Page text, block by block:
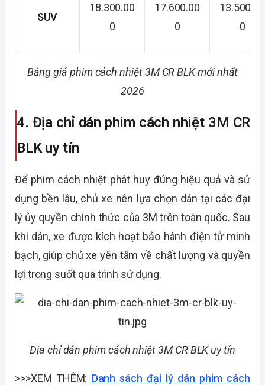
SUV
18.300.00
0
17.600.00
0
13.500.00
0
Bảng giá phim cách nhiệt 3M CR BLK mới nhất
2026
4. Địa chỉ dán phim cách nhiệt 3M CR
BLK uy tín
Để phim cách nhiệt phát huy đúng hiệu quả và sử
dụng bền lâu, chủ xe nên lựa chọn dán tại các đại
lý ủy quyền chính thức của 3M trên toàn quốc. Sau
khi dán, xe được kích hoạt bảo hành điện tử minh
bạch, giúp chủ xe yên tâm về chất lượng và quyền
lợi trong suốt quá trình sử dụng.
Địa chỉ dán phim cách nhiệt 3M CR BLK uy tín
>>>XEM THÊM: Danh sách đại lý dán phim cách